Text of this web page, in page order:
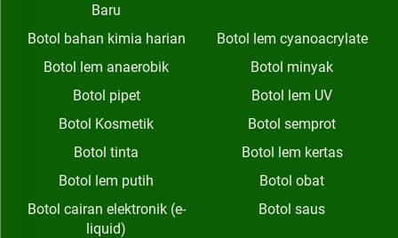
Baru
Botol bahan kimia harian
Botol lem cyanoacrylate
Botol lem anaerobik
Botol minyak
Botol pipet
Botol lem UV
Botol Kosmetik
Botol semprot
Botol tinta
Botol lem kertas
Botol lem putih
Botol obat
Botol cairan elektronik (e-
liquid)
Botol saus